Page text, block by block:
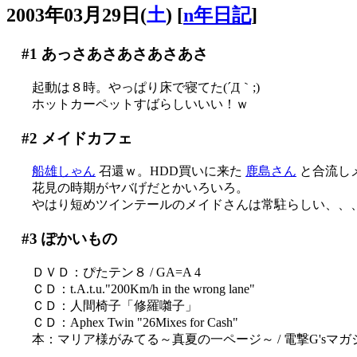
2003年03月29日(土) [n年日記]
#1 あっさあさあさあさあさ
起動は８時。やっぱり床で寝てた(´Д｀;)
ホットカーペットすばらしいいい！ｗ
#2 メイドカフェ
船雄しゃん 召還ｗ。HDD買いに来た 鹿島さん と合流し
花見の時期がヤバげだとかいろいろ。
やはり短めツインテールのメイドさんは常駐らしい、、、
#3 ぽかいもの
ＤＶＤ：ぴたテン８ / GA=A 4
ＣＤ：t.A.t.u."200Km/h in the wrong lane"
ＣＤ：人間椅子「修羅囃子」
ＣＤ：Aphex Twin "26Mixes for Cash"
本：マリア様がみてる～真夏の一ページ～ / 電撃G'sマガ